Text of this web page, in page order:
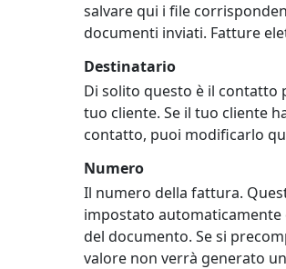
salvare qui i file
documenti inviati. Fatture
Destinatario
Di solito questo è il contatto
tuo cliente. Se il tuo cliente
contatto, puoi modificarlo
Numero
Il numero della fattura.
impostato
del documento. Se si
valore non verrà generato